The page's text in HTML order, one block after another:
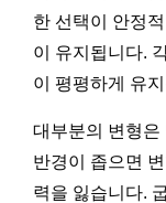
한 선택이 안정
이 유지됩니다.
이 평평하게 유
대부분의 변형은
반경이 좁으면
력을 잃습니다.